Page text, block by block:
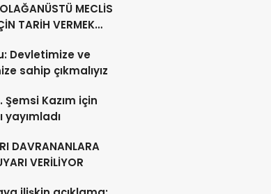
MECLİS
TARİH VERMEK
Devletimize ve
sahip çıkmalıyız
Şemsi Kazım için
yayımladı
DAVRANANLARA
VERİLİYOR